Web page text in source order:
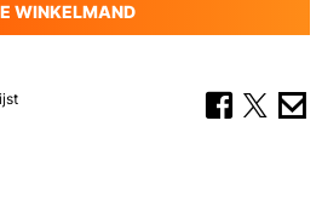
WINKELMAND